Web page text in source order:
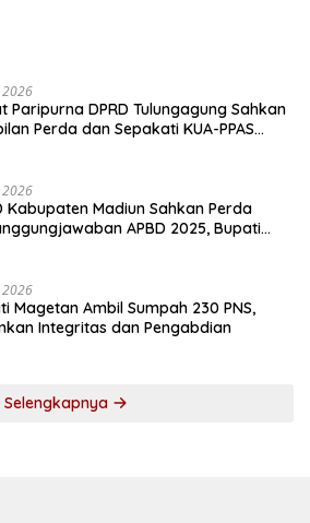
2026
Paripurna DPRD Tulungagung Sahkan
Perda dan Sepakati KUA-PPAS
2026
Kabupaten Madiun Sahkan Perda
APBD 2025, Bupati
2026
Magetan Ambil Sumpah 230 PNS,
Integritas dan Pengabdian
Selengkapnya